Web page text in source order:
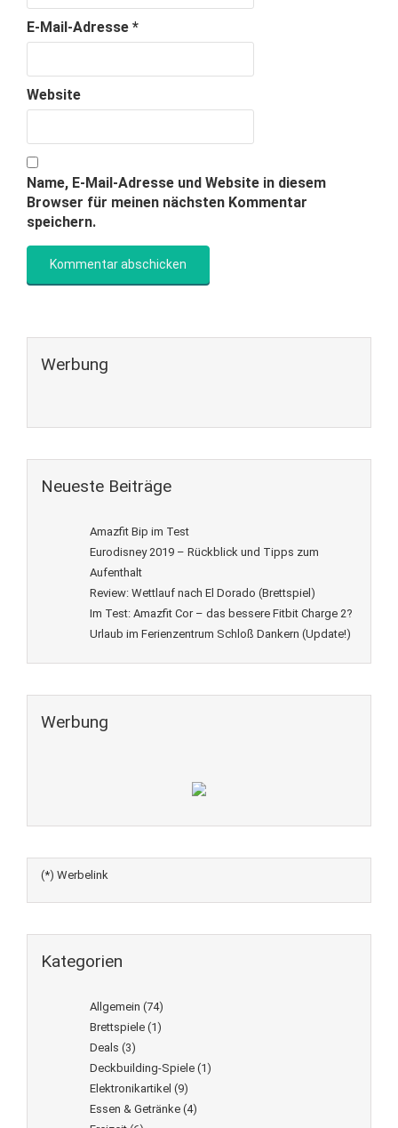
E-Mail-Adresse *
Website
Name, E-Mail-Adresse und Website in diesem
Browser für meinen nächsten Kommentar
speichern.
Werbung
Neueste Beiträge
Amazfit Bip im Test
Eurodisney 2019 – Rückblick und Tipps zum
Aufenthalt
Review: Wettlauf nach El Dorado (Brettspiel)
Im Test: Amazfit Cor – das bessere Fitbit Charge 2?
Urlaub im Ferienzentrum Schloß Dankern (Update!)
Werbung
(*) Werbelink
Kategorien
Allgemein (74)
Brettspiele (1)
Deals (3)
Deckbuilding-Spiele (1)
Elektronikartikel (9)
Essen & Getränke (4)